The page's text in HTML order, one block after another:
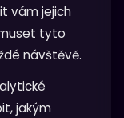
vám jejich
tyto
návštěvě.
jakým